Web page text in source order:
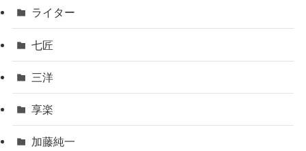
ライター
七匠
三洋
享楽
加藤純一